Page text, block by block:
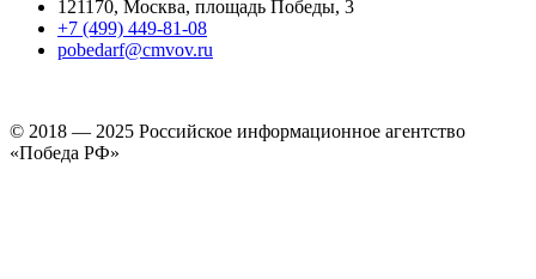
121170, Москва, площадь Победы, 3
+7 (499) 449-81-08
pobedarf@cmvov.ru
© 2018 — 2025 Российское информационное агентство
«Победа РФ»